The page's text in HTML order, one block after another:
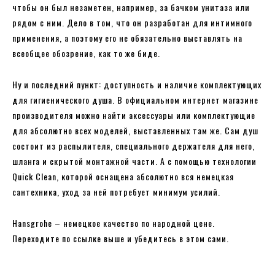
чтобы он был незаметен, например, за бачком унитаза или
рядом с ним. Дело в том, что он разработан для интимного
применения, а поэтому его не обязательно выставлять на
всеобщее обозрение, как то же биде.
Ну и последний пункт: доступность и наличие комплектующих
для гигиенического душа. В официальном интернет магазине
производителя можно найти аксессуары или комплектующие
для абсолютно всех моделей, выставленных там же. Сам душ
состоит из распылителя, специального держателя для него,
шланга и скрытой монтажной части. А с помощью технологии
Quick Clean, которой оснащена абсолютно вся немецкая
сантехника, уход за ней потребует минимум усилий.
Hansgrohe – немецкое качество по народной цене.
Переходите по ссылке выше и убедитесь в этом сами.